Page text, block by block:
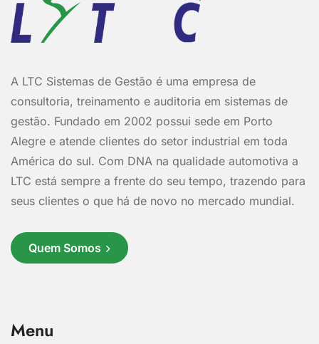
A LTC Sistemas de Gestão é uma empresa de
consultoria, treinamento e auditoria em sistemas de
gestão. Fundado em 2002 possui sede em Porto
Alegre e atende clientes do setor industrial em toda
América do sul. Com DNA na qualidade automotiva a
LTC está sempre a frente do seu tempo, trazendo para
seus clientes o que há de novo no mercado mundial.
Quem Somos
Menu